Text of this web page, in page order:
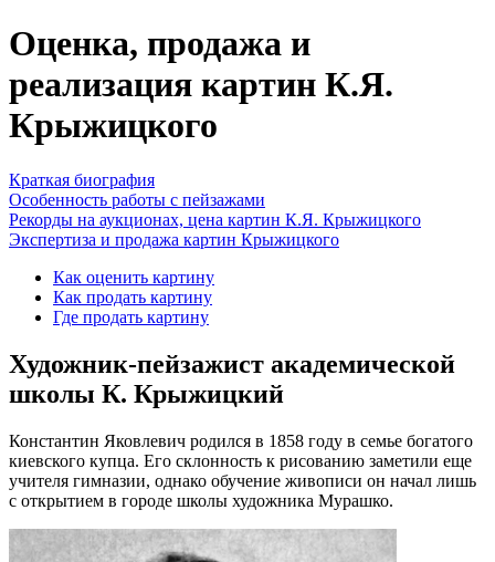
Оценка, продажа и
реализация картин К.Я.
Крыжицкого
Краткая биография
Особенность работы с пейзажами
Рекорды на аукционах, цена картин К.Я. Крыжицкого
Экспертиза и продажа картин Крыжицкого
Как оценить картину
Как продать картину
Где продать картину
Художник-пейзажист академической
школы К. Крыжицкий
Константин Яковлевич родился в 1858 году в семье богатого
киевского купца. Его склонность к рисованию заметили еще
учителя гимназии, однако обучение живописи он начал лишь
с открытием в городе школы художника Мурашко.